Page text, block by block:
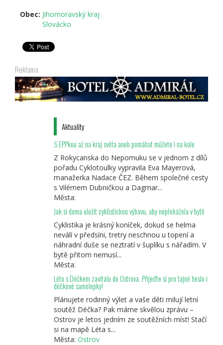
Obec: Jihomoravský kraj
Slovácko
Reklama
Aktuality
S EPPkou až na kraj světa aneb pomáhat můžete i na kole
Z Rokycanska do Nepomuku se v jednom z dílů
pořadu Cyklotoulky vypravila Eva Mayerová,
manažerka Nadace ČEZ. Během společné cesty
s Vilémem Dubničkou a Dagmar...
Města:
Jak si doma uložit cyklistickou výbavu, aby nepřekážela v bytě
Cyklistika je krásný koníček, dokud se helma
neválí v předsíni, tretry neschnou u topení a
náhradní duše se neztratí v šuplíku s nářadím. V
bytě přitom nemusí...
Města:
Léto s Déčkem zavítalo do Ostrova. Přijeďte si pro tajné heslo i
déčkové samolepky!
Plánujete rodinný výlet a vaše děti milují letní
soutěž Déčka? Pak máme skvělou zprávu –
Ostrov je letos jedním ze soutěžních míst! Stačí
si na mapě Léta s...
Města: Ostrov